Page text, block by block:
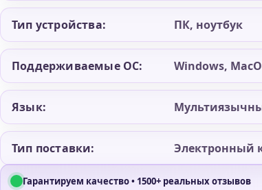
Тип устройства: ПК, ноутбук
Поддерживаемые ОС: Windows,
Язык:
Тип поставки: Электронный
Гарантируем качество • 1500+ реальных отзывов